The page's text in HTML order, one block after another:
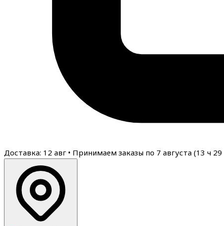
Доставка: 12 авг • Принимаем заказы по 7 августа (13 ч 29